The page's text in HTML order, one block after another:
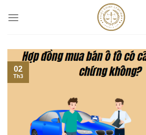
02
Th3